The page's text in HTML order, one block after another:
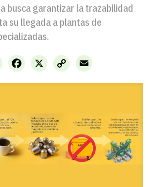
busca garantizar la trazabilidad
su llegada a plantas de
LinkedIn X
Facebook
Copy
Link
Email